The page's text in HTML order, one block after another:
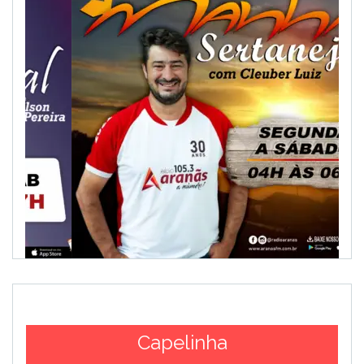
Capelinha